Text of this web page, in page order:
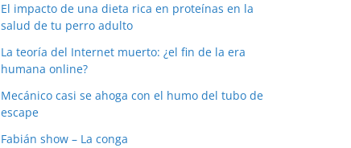
El impacto de una dieta rica en proteínas en la
salud de tu perro adulto
La teoría del Internet muerto: ¿el fin de la era
humana online?
Mecánico casi se ahoga con el humo del tubo de
escape
Fabián show – La conga